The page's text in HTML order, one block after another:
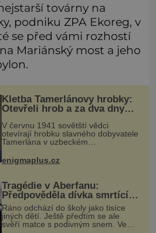
továrny na
podniku ZPA Ekoreg, v
se před vámi rozhostí
Mariánský most a jeho
Kletba Tamerlánovy hrobky:
Otevřeli hrob a za dva dny
Náhoda, nebo varování?
V červnu 1941 sovětští vědci
otevírají hrobku slavného dobyvatele
Tamerlána v uzbeckém
nacistické Německo zahajuje operaci
Barbarossa a napadá Sovětský svaz.
enigmaplus.cz
Tragédie v Aberfanu:
Předpověděla dívka smrtící
sesuv půdy?
Ráno odchází do školy jako tisíce
jiných dětí. Ještě předtím se ale
svěří matce s podivným snem. Ve